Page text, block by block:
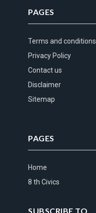
PAGES
Terms and conditions
Privacy Policy
Contact us
Disclaimer
Sitemap
PAGES
Home
8 th Civics
SUBSCRIBE TO